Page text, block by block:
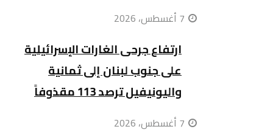
ارتفاع جرحى الغارات الإسرائيلية
على جنوب لبنان إلى ثمانية
واليونيفيل ترصد 113 مقذوفاً